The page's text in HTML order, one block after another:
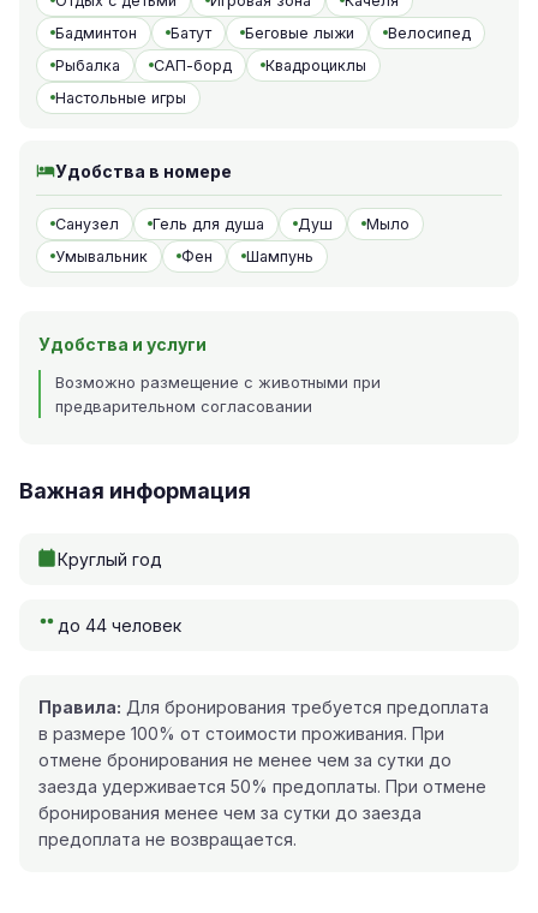
Бадминтон
Батут Беговые лыжи
Велосипед
Рыбалка
САП-борд
Квадроциклы
Настольные игры
Удобства в номере
Санузел Гель для душа Душ
Мыло
Умывальник
Фен Шампунь
Удобства и услуги
Возможно размещение с животными при
предварительном согласовании
Важная информация
Круглый год
до 44 человек
Правила: Для бронирования требуется предоплата
в размере 100% от стоимости проживания. При
отмене бронирования не менее чем за сутки до
заезда удерживается 50% предоплаты. При отмене
бронирования менее чем за сутки до заезда
предоплата не возвращается.